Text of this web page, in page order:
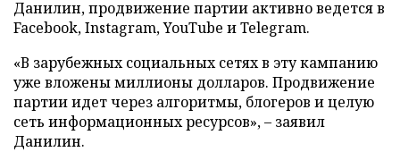
Данилин, продвижение партии активно ведется в
Facebook, Instagram, YouTube и Telegram.
«В зарубежных социальных сетях в эту кампанию
уже вложены миллионы долларов. Продвижение
партии идет через алгоритмы, блогеров и целую
сеть информационных ресурсов», – заявил
Данилин.